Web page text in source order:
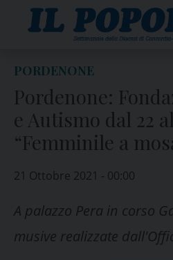
PORDENONE
Pordenone:
e Autismo dal 22
“Femminile a
21 Ottobre 2021 - 00:00
A palazzo Pera in corso
musive realizzate